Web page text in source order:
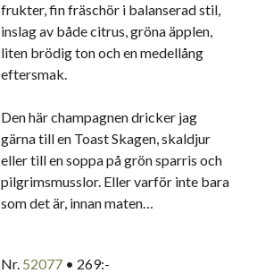
frukter, fin fräschör i balanserad stil,
inslag av både citrus, gröna äpplen,
liten brödig ton och en medellång
eftersmak.
Den här champagnen dricker jag
gärna till en Toast Skagen, skaldjur
eller till en soppa på grön sparris och
pilgrimsmusslor. Eller varför inte bara
som det är, innan maten…
Nr. 52077• 269:-